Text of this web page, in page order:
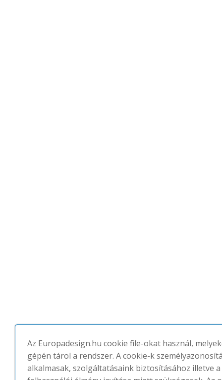
Az Europadesign.hu cookie file-okat használ,
gépén tárol a rendszer. A cookie-k
alkalmasak, szolgáltatásaink biztosításához illetve a